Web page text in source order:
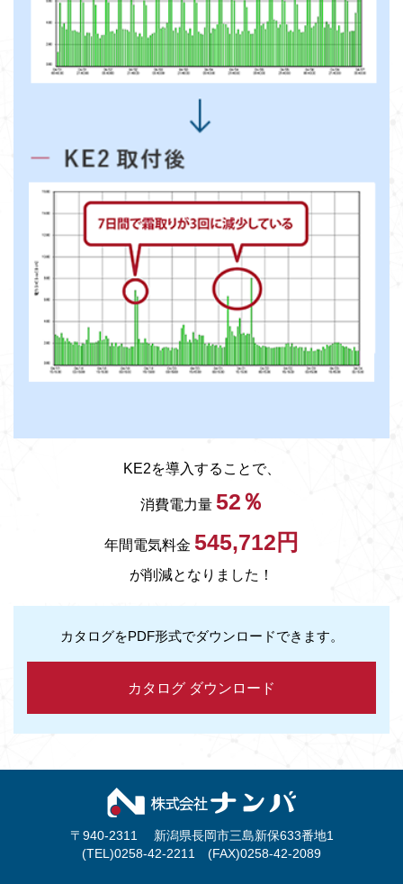
KE2を導入することで、
消費電力量 52％
年間電気料金 545,712円
が削減となりました！
カタログをPDF形式でダウンロードできます。
カタログ ダウンロード
〒940-2311 新潟県長岡市三島新保633番地1
(TEL)0258-42-2211 (FAX)0258-42-2089